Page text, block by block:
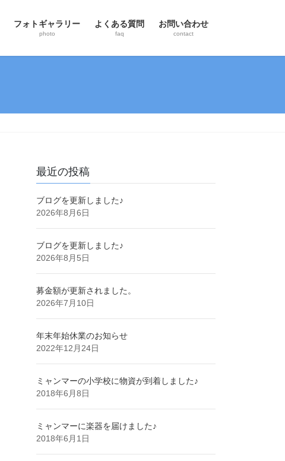
フォトギャラリー
photo
よくある質問
faq
お問い合わせ
contact
最近の投稿
ブログを更新しました♪
2026年8月6日
ブログを更新しました♪
2026年8月5日
募金額が更新されました。
2026年7月10日
年末年始休業のお知らせ
2022年12月24日
ミャンマーの小学校に物資が到着しました♪
2018年6月8日
ミャンマーに楽器を届けました♪
2018年6月1日